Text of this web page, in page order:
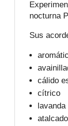
nocturna
Sus
cálido
cítrico
lavanda
atalcado